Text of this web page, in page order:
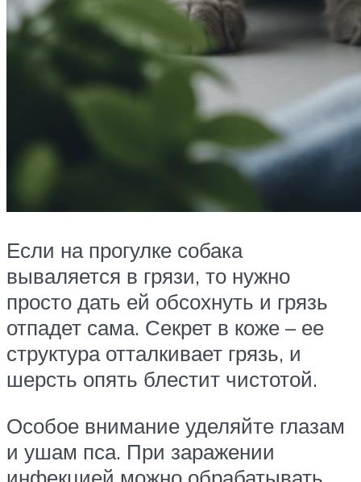
Если на прогулке собака
вываляется в грязи, то нужно
просто дать ей обсохнуть и грязь
отпадет сама. Секрет в коже – ее
структура отталкивает грязь, и
шерсть опять блестит чистотой.
Особое внимание уделяйте глазам
и ушам пса. При заражении